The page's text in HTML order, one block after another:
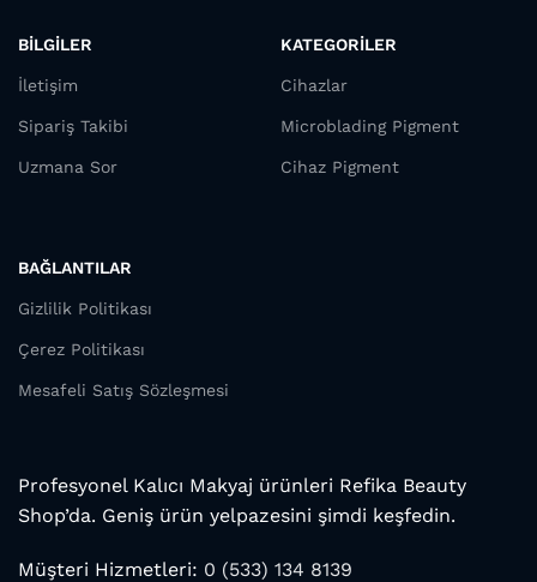
BİLGİLER
İletişim
Sipariş Takibi
Uzmana Sor
KATEGORİLER
Cihazlar
Microblading Pigment
Cihaz Pigment
BAĞLANTILAR
Gizlilik Politikası
Çerez Politikası
Mesafeli Satış Sözleşmesi
Profesyonel Kalıcı Makyaj ürünleri Refika Beauty
Shop’da. Geniş ürün yelpazesini şimdi keşfedin.
Müşteri Hizmetleri: 0 (533) 134 8139